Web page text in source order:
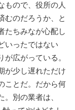
もので、役所の人
むのだろうか、と
たちみなが心配し
いったではない
広がっている。
が少し遅れただけ
ことだ。だから何
別の業者は、